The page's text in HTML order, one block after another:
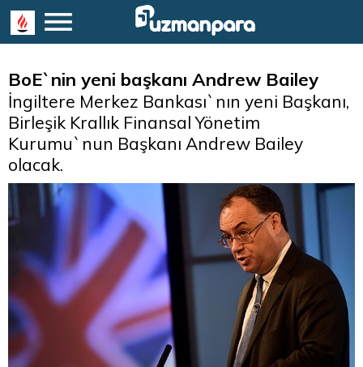
BoE`nin yeni başkanı Andrew Bailey
İngiltere Merkez Bankası`nın yeni Başkanı,
Birleşik Krallık Finansal Yönetim
Kurumu`nun Başkanı Andrew Bailey
olacak.